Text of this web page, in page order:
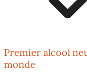
Premier alcool
monde